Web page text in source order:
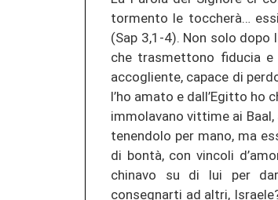
tormento le toccherà…
(Sap 3,1-4). Non solo dopo
che trasmettono fiducia
accogliente, capace di
l’ho amato e dall’Egitto ho
immolavano vittime ai
tenendolo per mano, ma
di bontà, con vincoli
chinavo su di lui per
consegnarti ad altri,